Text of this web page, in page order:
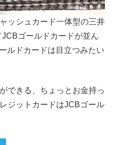
ッシュカード一体型の三井
ゴールドカードが並ん
ルドカードは目立つみたい
できる、ちょっとお金持っ
ジットカードはJCBゴール